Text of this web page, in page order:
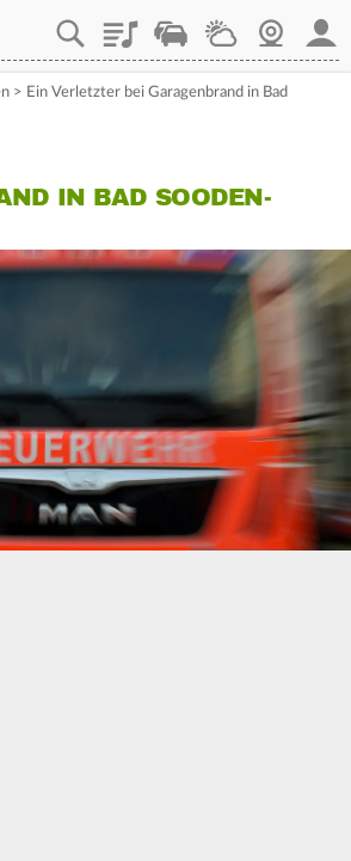
PlaylistStaupilotWetterWebcam
> Ein Verletzter bei Garagenbrand in Bad
IN BAD SOODEN-